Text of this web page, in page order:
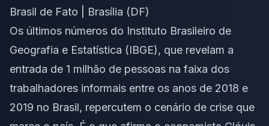
Brasil de Fato | Brasília (DF)
Os últimos números do Instituto Brasileiro de
Geografia e Estatística (IBGE), que revelam a
entrada de 1 milhão de pessoas na faixa dos
trabalhadores informais entre os anos de 2018 e
2019 no Brasil, repercutem o cenário de crise que